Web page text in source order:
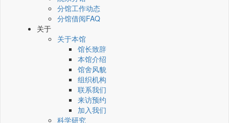
分馆工作动态
分馆借阅FAQ
关于
关于本馆
馆长致辞
本馆介绍
馆舍风貌
组织机构
联系我们
来访预约
加入我们
科学研究